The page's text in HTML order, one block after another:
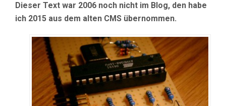
Dieser Text war 2006 noch nicht im Blog, den habe
ich 2015 aus dem alten CMS übernommen.